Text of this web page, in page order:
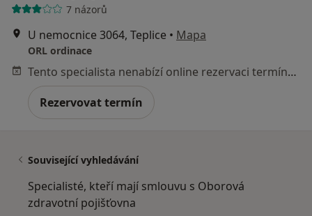
7 názorů
U nemocnice 3064, Teplice • Mapa
ORL ordinace
Tento specialista nenabízí online rezervaci termínu na této adrese.
Rezervovat termín
Související vyhledávání
Specialisté, kteří mají smlouvu s Oborová
zdravotní pojišťovna